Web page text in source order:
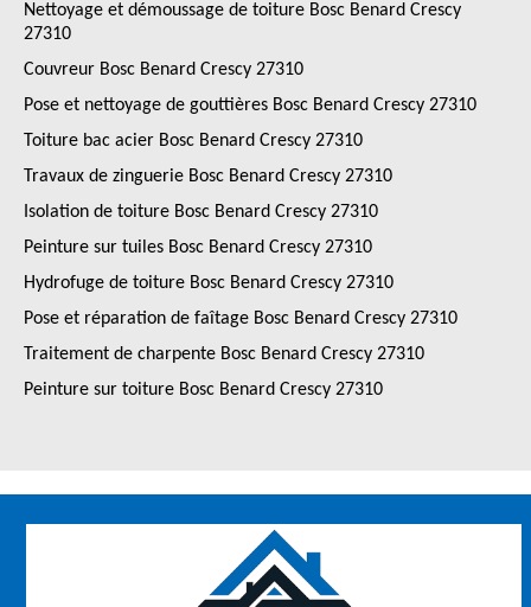
Nettoyage et démoussage de toiture Bosc Benard Crescy
27310
Couvreur Bosc Benard Crescy 27310
Pose et nettoyage de gouttières Bosc Benard Crescy 27310
Toiture bac acier Bosc Benard Crescy 27310
Travaux de zinguerie Bosc Benard Crescy 27310
Isolation de toiture Bosc Benard Crescy 27310
Peinture sur tuiles Bosc Benard Crescy 27310
Hydrofuge de toiture Bosc Benard Crescy 27310
Pose et réparation de faîtage Bosc Benard Crescy 27310
Traitement de charpente Bosc Benard Crescy 27310
Peinture sur toiture Bosc Benard Crescy 27310